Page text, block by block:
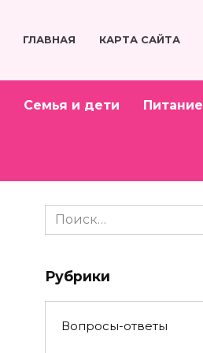
ГЛАВНАЯ КАРТА САЙТА
Семья и дети Питание
Search
for:
Рубрики
Вопросы-ответы